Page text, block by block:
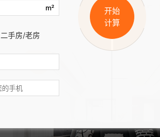
风格： 面积：121㎡
m²
二手房/老房
开始
计算